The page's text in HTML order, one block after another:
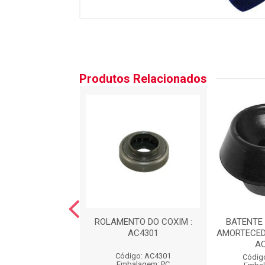
Produtos Relacionados
ROLAMENTO DO COXIM :
AC4301
Código: AC4301
BATENTE